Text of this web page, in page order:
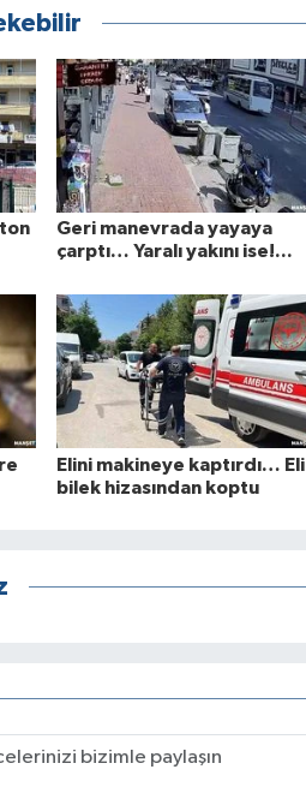
Geri manevrada yayaya
çarptı… Yaralı yakını ise!...
Elini makineye kaptırdı… Eli
bilek hizasından koptu